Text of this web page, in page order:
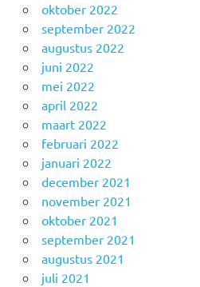
oktober 2022
september 2022
augustus 2022
juni 2022
mei 2022
april 2022
maart 2022
februari 2022
januari 2022
december 2021
november 2021
oktober 2021
september 2021
augustus 2021
juli 2021